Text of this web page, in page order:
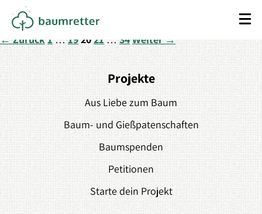
Gast
← Zurück1 … 192021 … 34 Weiter →
Projekte
Aus Liebe zum Baum
Baum- und Gießpatenschaften
Baumspenden
Petitionen
Starte dein Projekt